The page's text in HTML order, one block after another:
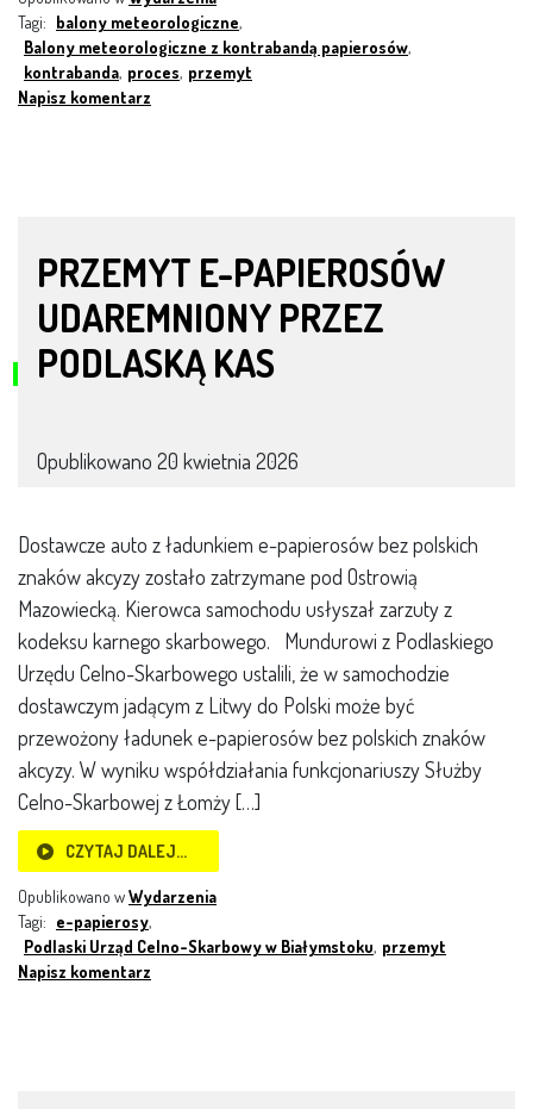
Tagi: balony meteorologiczne,
Balony meteorologiczne z kontrabandą papierosów,
kontrabanda, proces, przemyt
Napisz komentarz
PRZEMYT E-PAPIEROSÓW
UDAREMNIONY PRZEZ
PODLASKĄ KAS
Opublikowano 20 kwietnia 2026
Dostawcze auto z ładunkiem e-papierosów bez polskich
znaków akcyzy zostało zatrzymane pod Ostrowią
Mazowiecką. Kierowca samochodu usłyszał zarzuty z
kodeksu karnego skarbowego. Mundurowi z Podlaskiego
Urzędu Celno-Skarbowego ustalili, że w samochodzie
dostawczym jadącym z Litwy do Polski może być
przewożony ładunek e-papierosów bez polskich znaków
akcyzy. W wyniku współdziałania funkcjonariuszy Służby
Celno-Skarbowej z Łomży […]
CZYTAJ DALEJ…
Opublikowano wWydarzenia
Tagi: e-papierosy,
Podlaski Urząd Celno-Skarbowy w Białymstoku, przemyt
Napisz komentarz